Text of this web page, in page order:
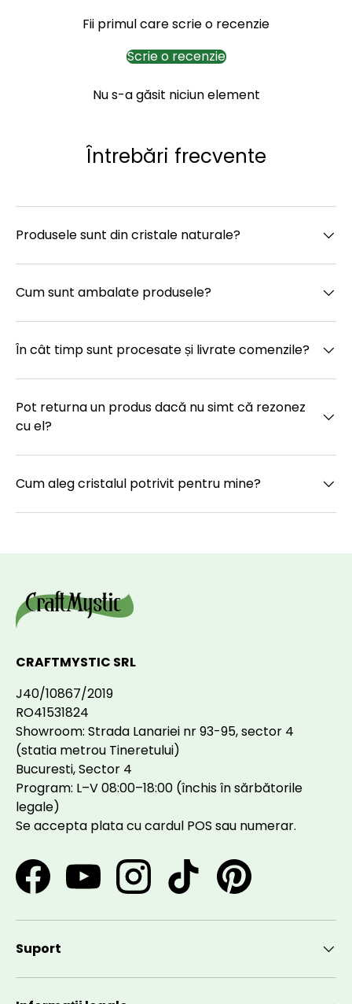
Fii primul care scrie o recenzie
Scrie o recenzie
Nu s-a găsit niciun element
Întrebări frecvente
Produsele sunt din cristale naturale?
Cum sunt ambalate produsele?
În cât timp sunt procesate și livrate comenzile?
Pot returna un produs dacă nu simt că rezonez
cu el?
Cum aleg cristalul potrivit pentru mine?
CRAFTMYSTIC SRL
J40/10867/2019
RO41531824
Showroom: Strada Lanariei nr 93-95, sector 4
(statia metrou Tineretului)
Bucuresti, Sector 4
Program: L–V 08:00–18:00 (închis în sărbătorile
legale)
Se accepta plata cu cardul POS sau numerar.
FacebookYouTubeInstagramTikTok Pinterest
Suport